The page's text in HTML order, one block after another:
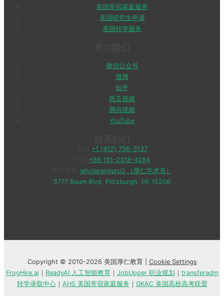
美国寄宿家庭服务
美国研究生申请
美国转学服务
微信公众号
微博
知乎
西瓜视频
腾讯视频
YouTube
+1 (412) 756-3137
+86 191-2318-4284
wholerenguru3 （厚仁学术哥）
5777 Baum Blvd, Pittsburgh, PA 15206
Copyright © 2010-2026 美国厚仁教育 | Cookie Settings
FrogHire.ai｜ ReadyAI 人工智能教育｜ JobUpper 职业规划 ｜ transferadm
转学录取中心｜ AHS 美国寄宿家庭服务 ｜ GKAC 美国高校高考联盟